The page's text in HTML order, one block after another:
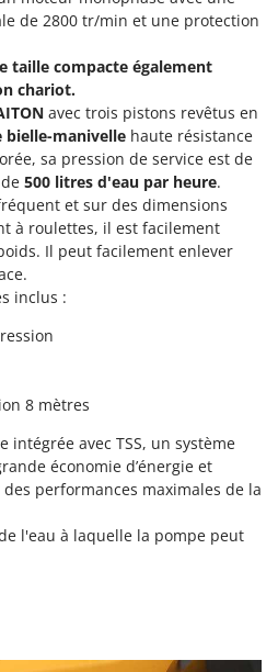
vignes
des fruits
à vapeur
et tapisseries
à olives
de 2800 tr/min et une protection
taille compacte également
chariot.
avec trois pistons revêtus en
bielle-manivelle haute résistance
sa pression de service est de
500 litres d'eau par heure.
et sur des dimensions
à roulettes, il est facilement
Il peut facilement enlever
inclus :
8 mètres
intégrée avec TSS, un système
économie d’énergie et
performances maximales de la
l'eau à laquelle la pompe peut